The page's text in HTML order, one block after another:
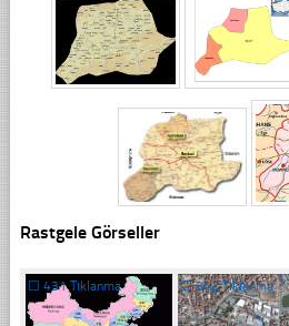
Rastgele Görseller
☐ 431 Tıklanma ☐342 Tıklanma